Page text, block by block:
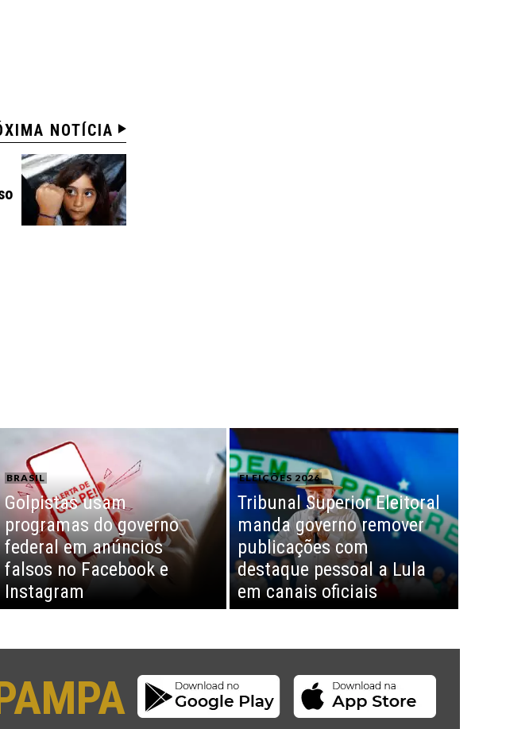
NOTÍCIA
BRASIL
Golpistas usam
programas do governo
federal em anúncios
falsos no Facebook e
Instagram
ELEIÇÕES 2026
Tribunal Superior Eleitoral
manda governo remover
publicações com
destaque pessoal a Lula
em canais oficiais